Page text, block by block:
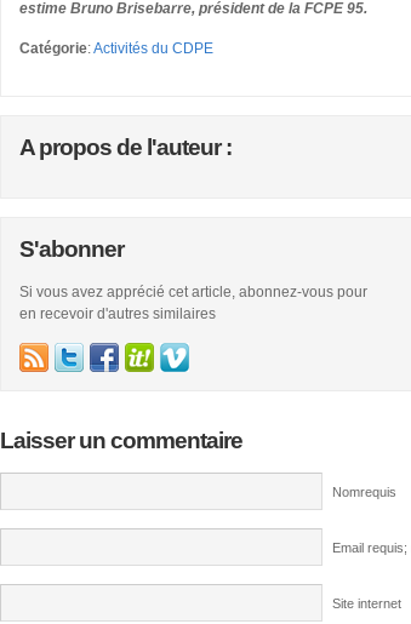
estime Bruno Brisebarre, président de la FCPE 95.
Catégorie:Activités du CDPE
A propos de l'auteur :
S'abonner
Si vous avez apprécié cet article, abonnez-vous pour
en recevoir d'autres similaires
Laisser un commentaire
Nomrequis
Email
Site internet